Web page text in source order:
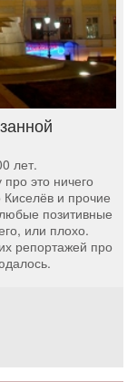
лет.
это ничего
и прочие
позитивные
или плохо.
репортажей про